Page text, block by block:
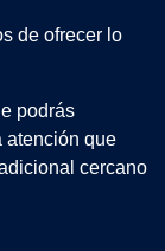
de ofrecer lo
podrás
atención que
cercano